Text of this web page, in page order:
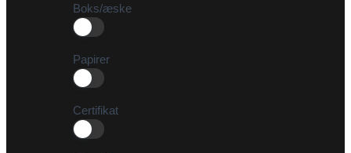
Boks/æske
Papirer
Certifikat